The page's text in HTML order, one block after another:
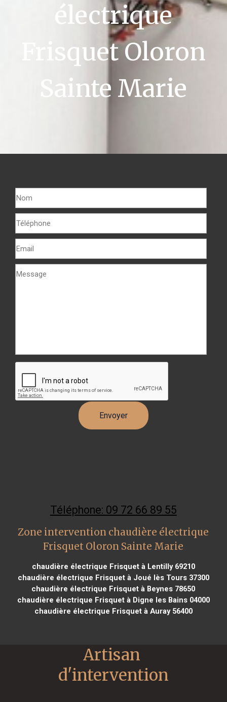
électrique
Frisquet Oloron
Sainte Marie
Téléphone: 09 72 66 89 55
Zone intervention chaudière électrique
Frisquet Oloron Sainte Marie
chaudière électrique Frisquet à Lentilly 69210
chaudière électrique Frisquet à Joué lès Tours 37300
chaudière électrique Frisquet à Beynes 78650
chaudière électrique Frisquet à Digne les Bains 04000
chaudière électrique Frisquet à Auray 56400
Artisan
d'intervention